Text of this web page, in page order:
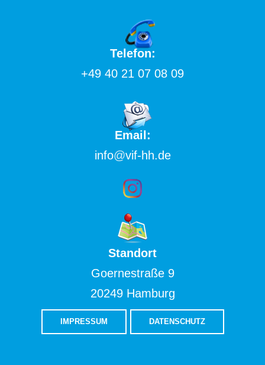
Telefon:
+49 40 21 07 08 09
Email:
info@vif-hh.de
Standort
Goernestraße 9
20249 Hamburg
IMPRESSUM DATENSCHUTZ